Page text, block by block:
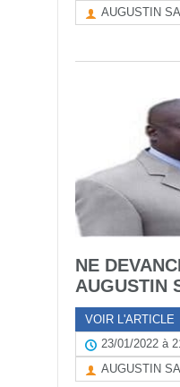
AUGUSTIN
NE
AUGUSTIN
VOIR L'ARTICLE
23/01/2022 à
AUGUSTIN